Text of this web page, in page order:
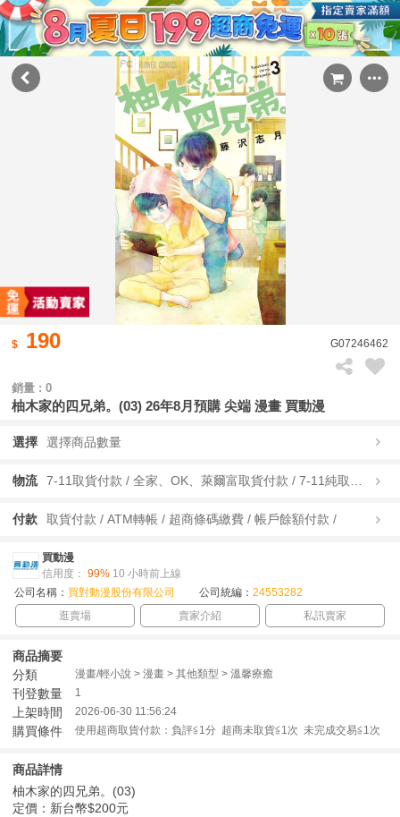
190 G07246462
銷量 : 0
柚木家的四兄弟。(03) 26年8月預購 尖端 漫畫 買動漫
選擇 選擇商品數量
物流
付款 取貨付款 / ATM轉帳 / 超商條碼繳費 / 帳戶餘額付款 /
買動漫
信用度： 99% 10 小時前上線
公司名稱： 買對動漫股份有限公司 公司統編： 24553282
逛賣場
賣家介紹 私訊賣家
商品摘要
分類
漫畫/輕小說 > 漫畫 > 其他類型 > 溫馨療癒
刊登數量 1
上架時間 2026-06-30 11:56:24
購買條件 使用超商取貨付款：負評≦1分 超商未取貨≦1次 未完成交易≦1次
商品詳情
柚木家的四兄弟。(03)
定價：新台幣$200元